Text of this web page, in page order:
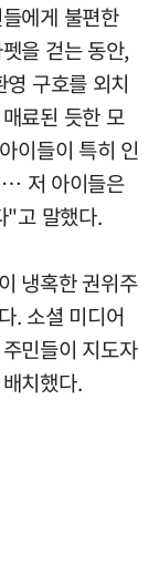
에게 불편한
을 걷는 동안,
구호를 외치
료된 듯한 모
이들이 특히 인
… 저 아이들은
"고 말했다.
냉혹한 권위주
. 소셜 미디어
민들이 지도자
치했다.